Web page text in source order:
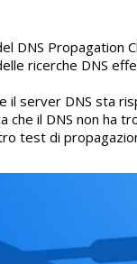
DNS
ricerche DNS
il server DNS sta
che il DNS non ha
test di